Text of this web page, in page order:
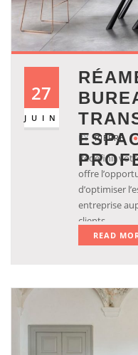
27
JUIN
BY PIERRE
Redéfinir
offre
d’optimiser
entreprise
clients.
READ